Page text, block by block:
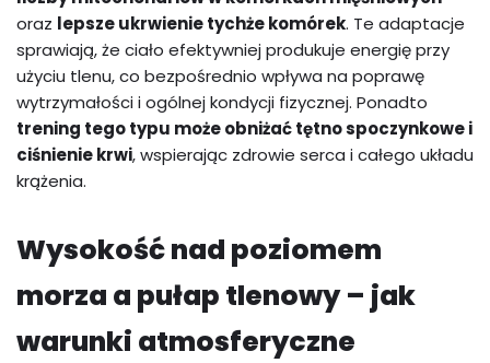
oraz lepsze ukrwienie tychże komórek. Te adaptacje
sprawiają, że ciało efektywniej produkuje energię przy
użyciu tlenu, co bezpośrednio wpływa na poprawę
wytrzymałości i ogólnej kondycji fizycznej. Ponadto
trening tego typu może obniżać tętno spoczynkowe i
ciśnienie krwi, wspierając zdrowie serca i całego układu
krążenia.
Wysokość nad poziomem
morza a pułap tlenowy – jak
warunki atmosferyczne